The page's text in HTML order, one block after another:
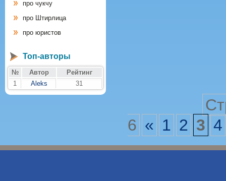
про чукчу
про Штирлица
про юристов
Топ-авторы
№ Автор
Рейтинг
1
Aleks 31
6 « 1 2 3 4